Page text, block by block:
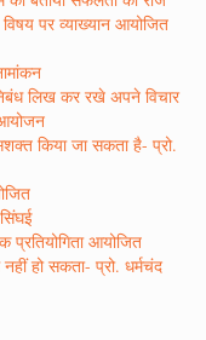
विषय पर व्याख्यान आयोजित
लिख कर रखे अपने विचार
किया जा सकता है- प्रो.
प्रतियोगिता आयोजित
नहीं हो सकता- प्रो. धर्मचंद